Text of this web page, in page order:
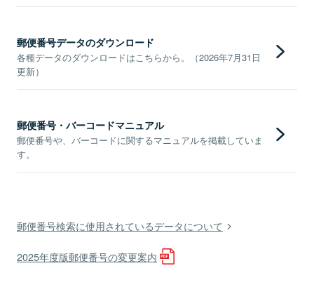
郵便番号データのダウンロード
各種データのダウンロードはこちらから。（2026年7月31日
更新）
郵便番号・バーコードマニュアル
郵便番号や、バーコードに関するマニュアルを掲載していま
す。
郵便番号検索に使用されているデータについて
2025年度版郵便番号の変更案内